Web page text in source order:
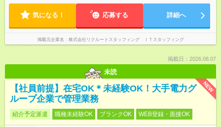
気になる！ 応募する 詳細へ
掲載元企業名 株式会社リクルートスタッフィング ＩＴスタッフィング
掲載日：2026.08.07
未読
NEW
【社員前提】在宅OK＊未経験OK！大手電力グ
ループ企業で管理業務
紹介予定派遣 職種未経験OK ブランクOK WEB登録・面接OK